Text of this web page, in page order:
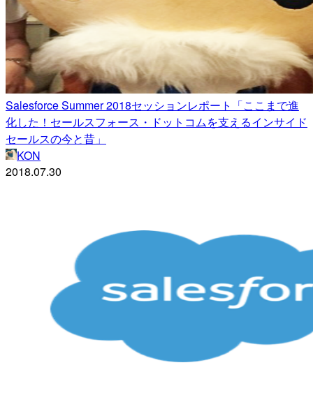
Salesforce Summer 2018セッションレポート「ここまで進
化した！セールスフォース・ドットコムを支えるインサイド
セールスの今と昔」
KON
2018.07.30